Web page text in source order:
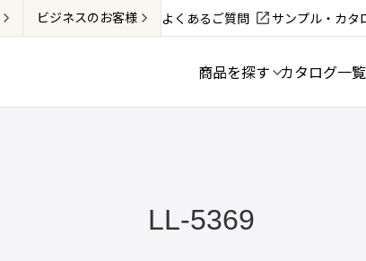
ビジネスのお客様 よくあるご質問 サンプル・カタ
商品を探す カタログ一覧
LL-5369